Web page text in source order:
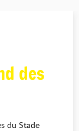
des
du Stade